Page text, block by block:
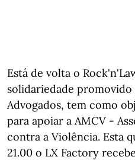
Está de volta o
solidariedade promovido
Advogados, tem como
para apoiar a AMCV -
contra a Violência. Esta
21.00 o LX Factory